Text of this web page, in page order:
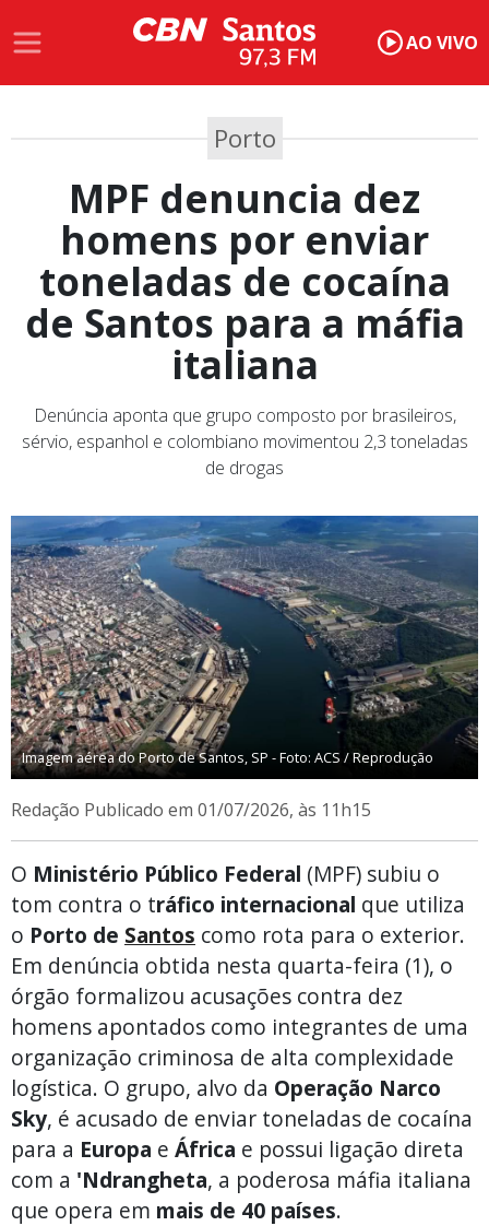
AO VIVO
Porto
MPF denuncia dez
homens por enviar
toneladas de cocaína
de Santos para a máfia
italiana
Denúncia aponta que grupo composto por brasileiros,
sérvio, espanhol e colombiano movimentou 2,3 toneladas
de drogas
Imagem aérea do Porto de Santos, SP - Foto: ACS / Reprodução
Redação Publicado em 01/07/2026, às 11h15
O Ministério Público Federal (MPF) subiu o
tom contra o tráfico internacional que utiliza
o Porto de Santos como rota para o exterior.
Em denúncia obtida nesta quarta-feira (1), o
órgão formalizou acusações contra dez
homens apontados como integrantes de uma
organização criminosa de alta complexidade
logística. O grupo, alvo da Operação Narco
Sky, é acusado de enviar toneladas de cocaína
para a Europa e África e possui ligação direta
com a 'Ndrangheta, a poderosa máfia italiana
que opera em mais de 40 países.